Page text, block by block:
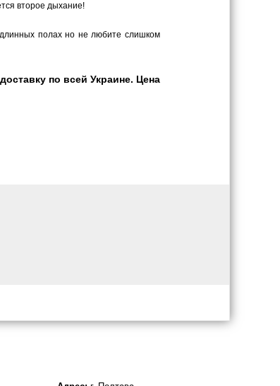
второе дыхание!
полах но не любите слишком
по всей Украине. Цена